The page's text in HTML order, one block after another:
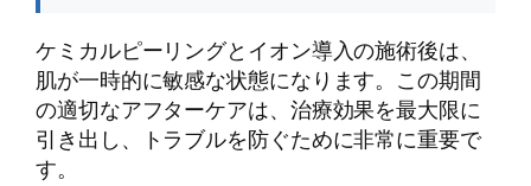
ケミカルピーリングとイオン導入の施術後は、
肌が一時的に敏感な状態になります。この期間
の適切なアフターケアは、治療効果を最大限に
引き出し、トラブルを防ぐために非常に重要で
す。